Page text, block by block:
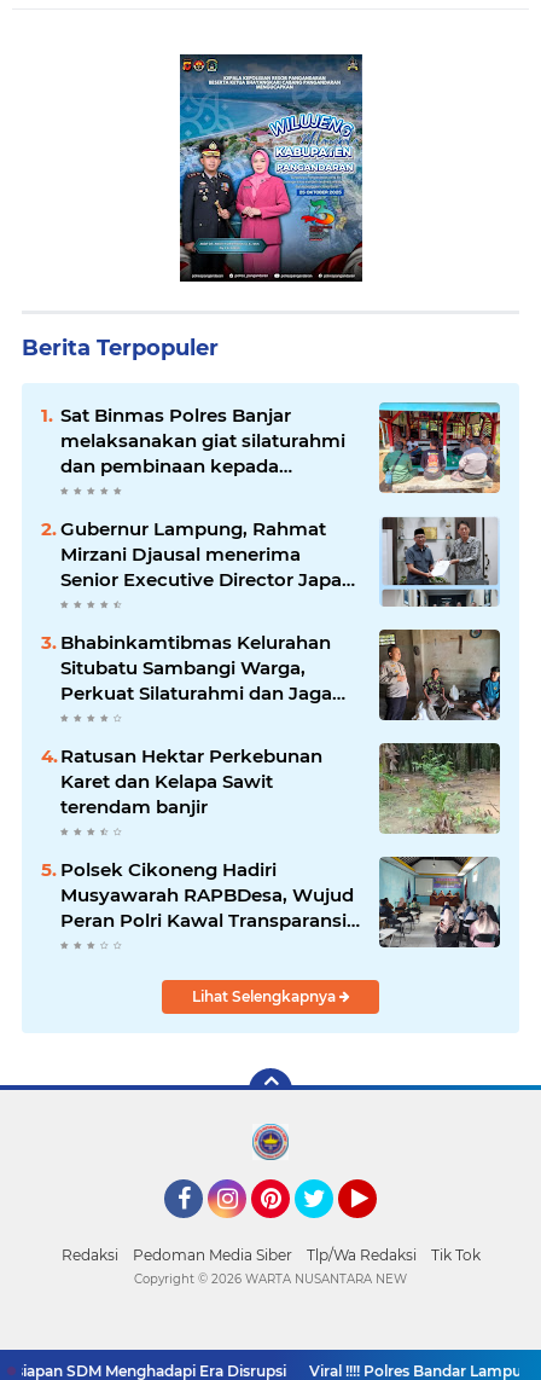
Berita Terpopuler
Sat Binmas Polres Banjar
melaksanakan giat silaturahmi
dan pembinaan kepada
pelaksana Sat Kamling
Gubernur Lampung, Rahmat
Mirzani Djausal menerima
Senior Executive Director Japan
Association for Construction
pertemuan resmi
Bhabinkamtibmas Kelurahan
Situbatu Sambangi Warga,
Perkuat Silaturahmi dan Jaga
Kondusivitas Wilayah
Ratusan Hektar Perkebunan
Karet dan Kelapa Sawit
terendam banjir
Polsek Cikoneng Hadiri
Musyawarah RAPBDesa, Wujud
Peran Polri Kawal Transparansi
dan Kamtibmas Desa
Lihat Selengkapnya
Redaksi Pedoman Media Siber Tlp/Wa Redaksi Tik Tok
SDM Menghadapi Era Disrupsi Viral !!!! Polres Bandar Lampung
Copyright © 2026 WARTA NUSANTARA NEW